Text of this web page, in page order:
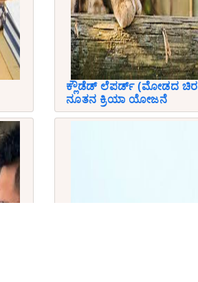
ಕ್ಲೌಡೆಡ್ ಲೆಪರ್ಡ್ (ಮೋಡದ
ನೂತನ ಕ್ರಿಯಾ ಯೋಜನೆ